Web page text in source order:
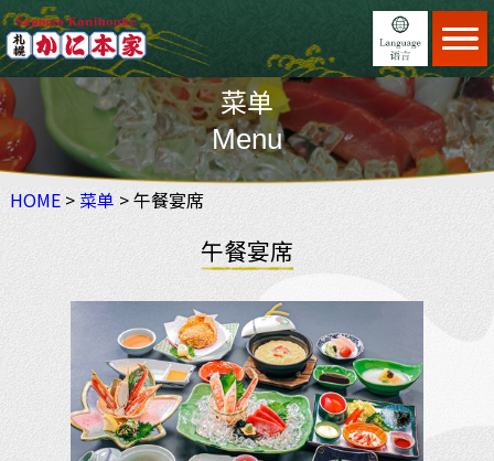
Home
菜单
Menu
找到餐厅 Find restaurant
特征 Feature
进行预订(Eng)
更新信息 News
使用指南 Guide
关于我们 About us
菜单
Menu
HOME> 菜单 > 午餐宴席
午餐宴席
日本語
English
繁體中文
简体中文
×